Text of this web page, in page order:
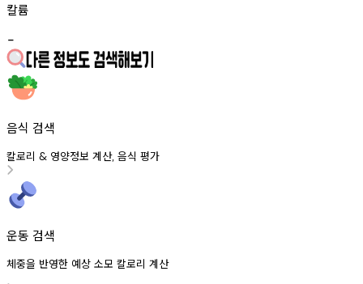
칼륨
-
음식 검색
칼로리 & 영양정보 계산, 음식 평가
운동 검색
체중을 반영한 예상 소모 칼로리 계산